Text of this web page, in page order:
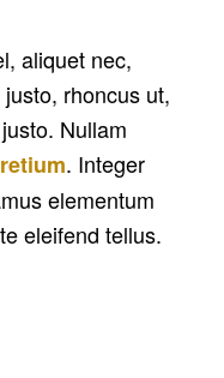
aliquet nec,
rhoncus ut,
Nullam
. Integer
elementum
eleifend tellus.